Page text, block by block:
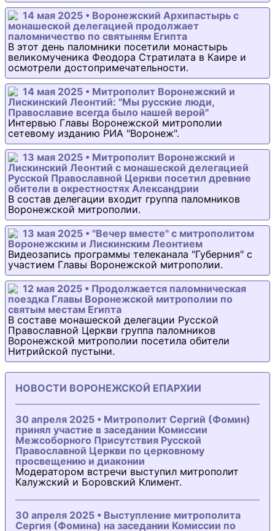
14 мая 2025 • Воронежский Архипастырь с
монашеской делегацией продолжает
паломничество по святыням Египта
В этот день паломники посетили монастырь
великомученика Феодора Стратилата в Каире и
осмотрели достопримечательности.
14 мая 2025 • Митрополит Воронежский и
Лискинский Леонтий: "Мы русские люди,
Православие всегда было нашей верой"
Интервью Главы Воронежской митрополии
сетевому изданию РИА "Воронеж".
13 мая 2025 • Митрополит Воронежский и
Лискинский Леонтий с монашеской делегацией
Русской Православной Церкви посетил древние
обители в окрестностях Александрии
В состав делегации входит группа паломников
Воронежской митрополии.
13 мая 2025 • "Вечер вместе" с митрополитом
Воронежским и Лискинским Леонтием
Видеозапись программы телеканала "Губерния" с
участием Главы Воронежской митрополии.
12 мая 2025 • Продолжается паломническая
поездка Главы Воронежской митрополии по
святым местам Египта
В составе монашеской делегации Русской
Православной Церкви группа паломников
Воронежской митрополии посетила обители
Нитрийской пустыни.
НОВОСТИ ВОРОНЕЖСКОЙ ЕПАРХИИ
30 апреля 2025 • Митрополит Сергий (Фомин)
принял участие в заседании Комиссии
Межсоборного Присутствия Русской
Православной Церкви по церковному
просвещению и диаконии
Модератором встречи выступил митрополит
Калужский и Боровский Климент.
30 апреля 2025 • Выступление митрополита
Сергия (Фомина) на заседании Комиссии по